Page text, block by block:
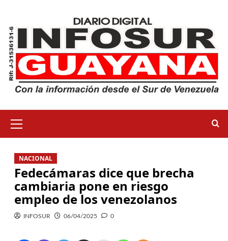
NACIONAL
Fedecámaras dice que brecha
cambiaria pone en riesgo
empleo de los venezolanos
INFOSUR 06/04/2025 0